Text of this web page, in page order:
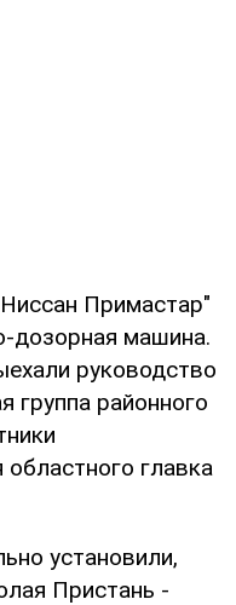
Примастар"
дозорная машина.
руководство
группа районного
главка
установили,
Пристань -